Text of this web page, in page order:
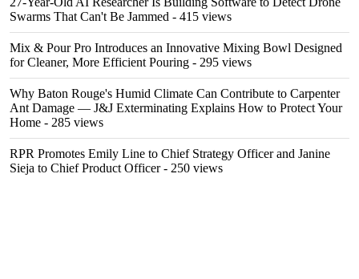
Swarms That Can't Be Jammed - 415 views
Mix & Pour Pro Introduces an Innovative Mixing Bowl Designed
for Cleaner, More Efficient Pouring - 295 views
Why Baton Rouge's Humid Climate Can Contribute to Carpenter
Ant Damage — J&J Exterminating Explains How to Protect Your
Home - 285 views
RPR Promotes Emily Line to Chief Strategy Officer and Janine
Sieja to Chief Product Officer- 250 views